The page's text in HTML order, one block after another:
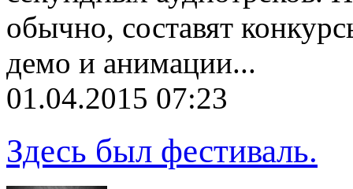
обычно, составят
демо и анимации...
01.04.2015 07:23
Здесь был фестиваль.